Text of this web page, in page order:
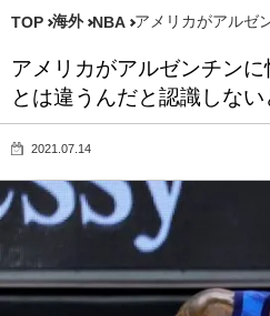
TOP 海外 NBA アメリカがアルゼ
アメリカがアルゼンチン
とは違うんだと認識しない
2021.07.14